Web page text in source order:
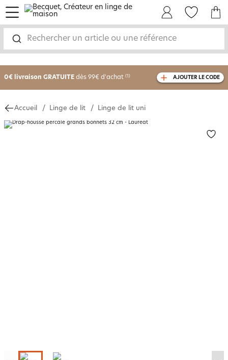
Rechercher un article ou une référence
menu
-25% sur votre commandedès 2 articles
0€ livraison GRATUITE dès 99€ d'achat (1) AJOUTER LE CODE
Accueil Linge de lit Linge de lit uni